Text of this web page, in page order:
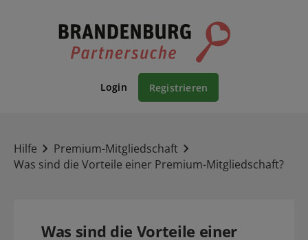
Login Registrieren
Hilfe
Premium-Mitgliedschaft
Was sind die Vorteile einer Premium-Mitgliedschaft?
Was sind die Vorteile einer